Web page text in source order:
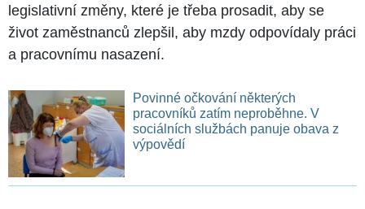
legislativní změny, které je třeba prosadit, aby se
život zaměstnanců zlepšil, aby mzdy odpovídaly práci
a pracovnímu nasazení.
Povinné očkování některých
pracovníků zatím neproběhne. V
sociálních službách panuje obava z
výpovědí